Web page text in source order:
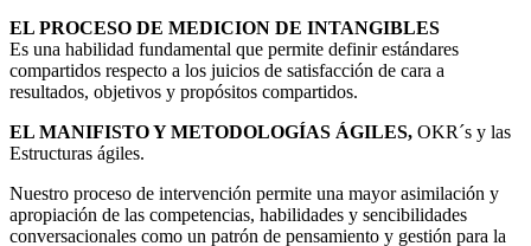
EL PROCESO DE MEDICION DE INTANGIBLES
Es una habilidad fundamental que permite definir estándares
compartidos respecto a los juicios de satisfacción de cara a
resultados, objetivos y propósitos compartidos.
EL MANIFISTO Y METODOLOGÍAS ÁGILES, OKR´s y las
Estructuras ágiles.
Nuestro proceso de intervención permite una mayor asimilación y
apropiación de las competencias, habilidades y sencibilidades
conversacionales como un patrón de pensamiento y gestión para la